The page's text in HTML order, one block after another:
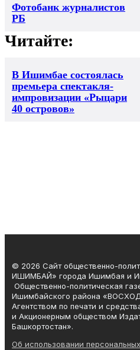
Фотобанк журналистов
РБ
Читайте:
В Ишимбае состоялась
премьера спектакля-
импровизации «Рыцари
40 островов»
© 2026 Сайт общественно-
ИШИМБАЙ» города Ишимбая и
Общественно-политическая
Ишимбайского района
Агентством по печати и
и Акционерным обществом
Башкортостан».
Об использовании